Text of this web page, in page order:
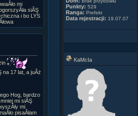
mi
siĂŞ
i bo LYS
na 17 lat, a juÂż
Hog, bardzo
mi siĂŞ
mi
pisaÂłam
Punkty: 529
Ranga: Prefekt
Data rejestracji: 19.07.07
KaMcIa